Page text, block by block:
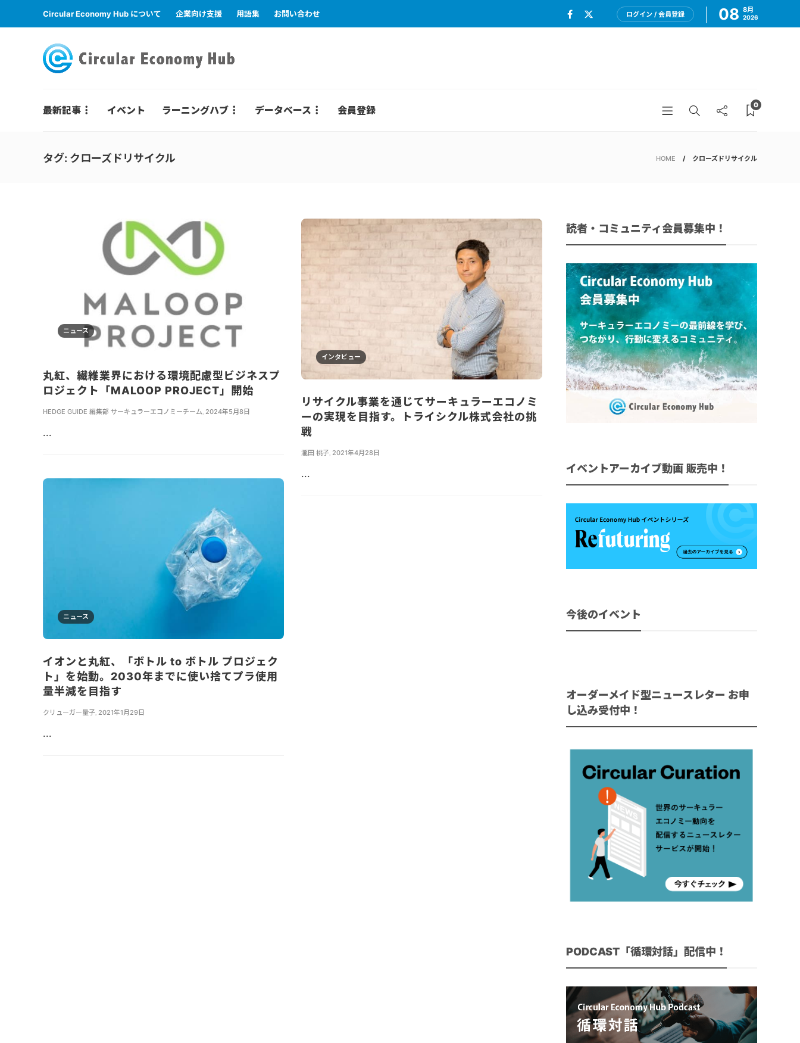
Circular Economy Hub について 企業向け支援 用語集 お問い合わせ ログイン / 会員登録 08 8月
2026
最新記事 イベント ラーニングハブ データベース 会員登録 0
タグ: クローズドリサイクル HOME クローズドリサイクル
ニュース
丸紅、繊維業界における環境配慮型ビジネスプ
ロジェクト「MALOOP PROJECT」開始
HEDGE GUIDE 編集部 サーキュラーエコノミーチーム 2024年5月8日
...
インタビュー
リサイクル事業を通じてサーキュラーエコノミ
ーの実現を目指す。トライシクル株式会社の挑
戦
瀧田 桃子 2021年4月28日
...
ニュース
イオンと丸紅、「ボトル to ボトル プロジェク
ト」を始動。2030年までに使い捨てプラ使用
量半減を目指す
クリューガー量子, 2021年1月29日
...
読者・コミュニティ会員募集中！
イベントアーカイブ動画 販売中！
今後のイベント
オーダーメイド型ニュースレター お申
し込み受付中！
PODCAST「循環対話」配信中！